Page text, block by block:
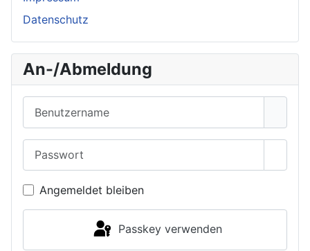
Datenschutz
An-/Abmeldung
Angemeldet bleiben
Passkey verwenden